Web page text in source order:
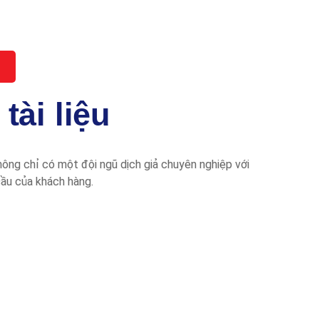
liệu
chỉ có một đội ngũ dịch giả chuyên nghiệp với
của khách hàng.